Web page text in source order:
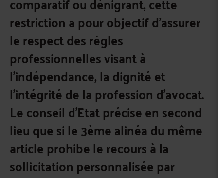
restriction a pour objectif d’assurer
le respect des règles
professionnelles visant à
l’indépendance, la dignité et
l’intégrité de la profession d’avocat.
Le conseil d’Etat précise en second
lieu que si le 3ème alinéa du même
article prohibe le recours à la
sollicitation personnalisée par